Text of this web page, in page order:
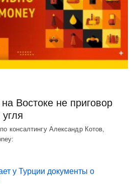
Востоке не приговор
консалтингу Александр Котов,